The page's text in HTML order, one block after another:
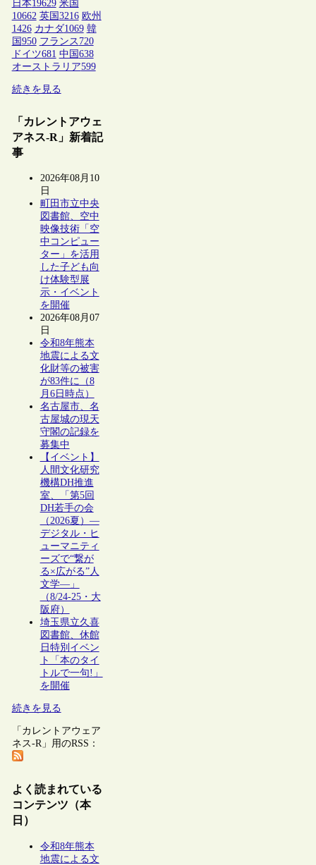
日本19629 米国
10662 英国 3216 欧州
1426 カナダ1069 韓
国 950 フランス 720
ドイツ681 中国 638
オーストラリア599
続きを見る
「カレントアウェ
アネス-R」新着記
事
2026年08月10
日
町田市立中央
図書館、空中
映像技術「空
中コンピュー
ター」を活用
した子ども向
け体験型展
示・イベント
を開催
2026年08月07
日
令和8年熊本
地震による文
化財等の被害
が83件に（8
月6日時点）
名古屋市、名
古屋城の現天
守閣の記録を
募集中
【イベント】
人間文化研究
機構DH推進
室、「第5回
DH若手の会
（2026夏）―
デジタル・ヒ
ューマニティ
ーズで“繋が
る×広がる”人
文学―」
（8/24-25・大
阪府）
埼玉県立久喜
図書館、休館
日特別イベン
ト「本のタイ
トルで一句!」
を開催
続きを見る
「カレントアウェア
ネス-R」用のRSS：
よく読まれている
コンテンツ（本
日）
令和8年熊本
地震による文